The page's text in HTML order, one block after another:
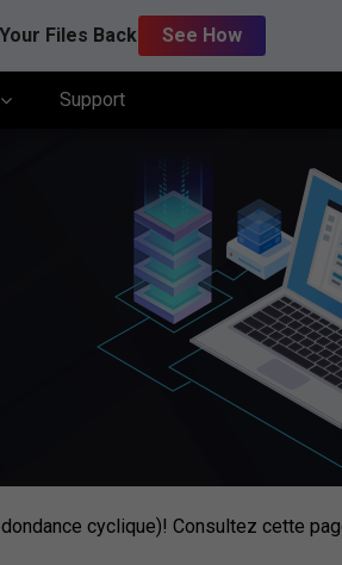
Files Back See How
Support
cyclique)! Consultez cette